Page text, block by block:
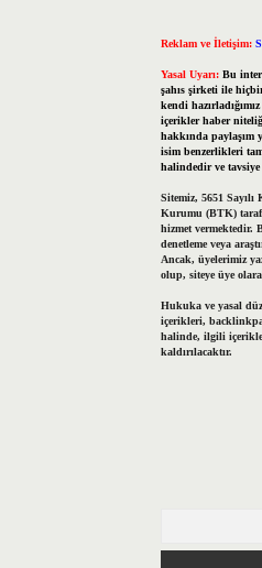
Reklam ve İletişim:
Yasal Uyarı: Bu
şahıs şirketi ile
kendi
içerikler haber
hakkında paylaşım
isim benzerlikleri
halindedir ve tavsiye
Sitemiz, 5651
Kurumu (BTK)
hizmet vermektedir.
denetleme veya
Ancak, üyelerimiz
olup, siteye üye
Hukuka ve yasal
içerikleri,
halinde, ilgili
kaldırılacaktır.